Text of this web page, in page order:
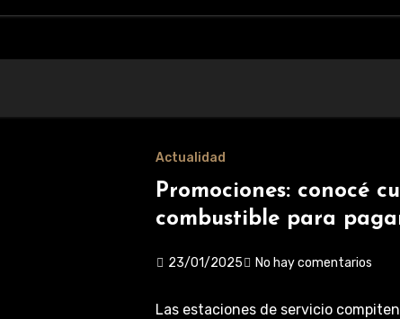
Actualidad
Promociones: conocé
combustible para
23/01/2025 No hay comentarios
Las estaciones de servicio